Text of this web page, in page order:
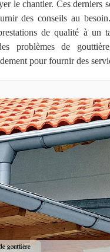
le chantier. Ces derniers
des conseils au
de qualité à un
problèmes de
pour fournir des